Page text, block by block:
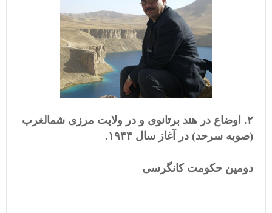
۲. اوضاع در هند برتانوی و در ولایت مرزی شمالغرب
(صوبه سرحد) در آغاز سال ۱۹۴۴.
دومین حکومت کانگرسی